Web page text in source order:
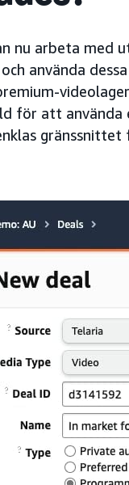
nu arbeta med
använda
för att